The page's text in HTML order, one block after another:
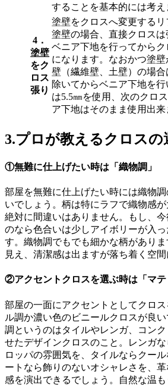
することを基本的には考え
4．
塗壁
をク
ロス
張り
塗壁をクロスへ変更するリ
塗壁の場合、直接クロスは
ベニア下地を行ってからク
になります。なおかつ塗
壁（繊維壁、土壁）の場合
除いてからベニア下地を
は5.5㎜を使用、次のクロ
ア下地はそのまま使用出来
3.プロが教えるクロスの
①無難に仕上げたい時は「織物調」
部屋を無難に仕上げたい時には織物
いでしょう。柄は特にラフで織物感
絶対に間違いはありません。もし、
のなら色合いは少しアイボリーが入
す。織物調でもでも細かな柄があり
見え、清潔感は出ますが落ち着く空間
②アクセントクロスを選ぶ時は「マテ
部屋の一面にアクセントとしてクロ
ル調か濃い色のビニールクロスが良
調というのはタイルやレンガ、コン
せたデザインクロスのこと。レンガ
ロッパの雰囲気を、タイルならクー
ートなら飾りのないオシャレさを、
感を演出できるでしょう。自然な温